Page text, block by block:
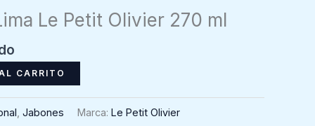
Le Petit Olivier 270 ml
CARRITO
Jabones Marca: Le Petit Olivier